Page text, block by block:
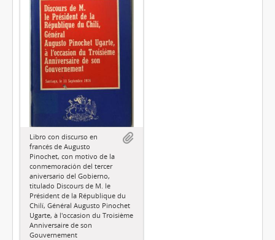
Libro con discurso en
francés de Augusto
Pinochet, con motivo de la
conmemoración del tercer
aniversario del Gobierno,
titulado Discours de M. le
Président de la République du
Chilí, Général Augusto Pinochet
Ugarte, à l'occasion du Troisième
Anniversaire de son
Gouvernement